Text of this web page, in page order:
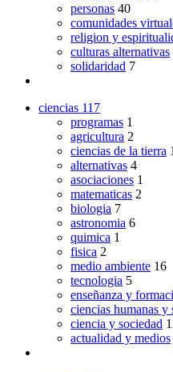
personas 40
comunidades
religion y
culturas alternativas
solidaridad 7
ciencias 117
programas 1
agricultura 2
ciencias de la tierra
alternativas 4
asociaciones 1
matematicas 2
biologia 7
astronomia 6
quimica 1
fisica 2
medio ambiente 16
tecnologia 5
enseñanza y
ciencias humanas y
ciencia y sociedad
actualidad y medios